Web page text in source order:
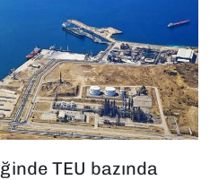
TEU bazında